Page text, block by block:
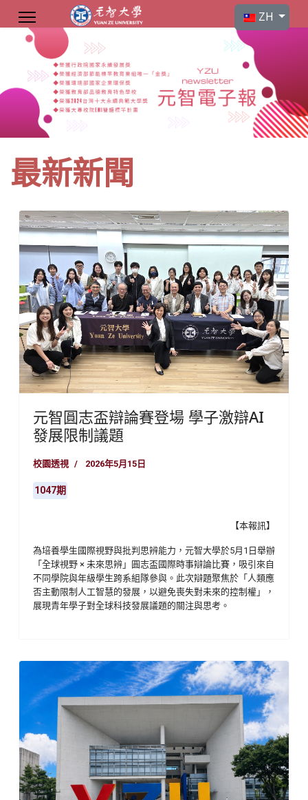
選擇你的語言
ZH
最新新聞
元智圓志盃辯論賽登場 學子激辯AI
發展限制議題
校園透視 2026年5月15日
1047期
【本報訊】
為培養學生國際視野與批判思辨能力，元智大學於5月1日舉辦
「全球視野 × 未來思辨」圓志盃國際時事辯論比賽，吸引來自
不同學院與年級學生跨系組隊參與。此次辯題聚焦於「人類應
否主動限制人工智慧的發展，以避免喪失對未來的控制權」，
展現青年學子對全球科技發展議題的關注與思考。